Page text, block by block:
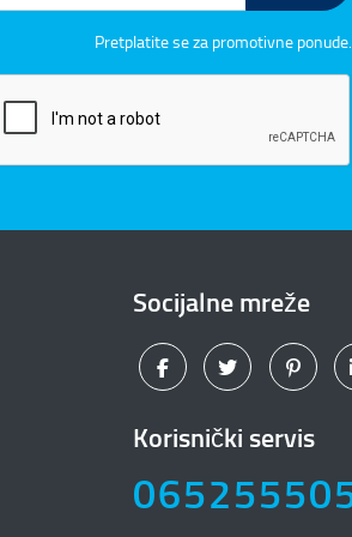
Pretplatite se za promotivne ponude.
Socijalne mreže
Korisnički servis